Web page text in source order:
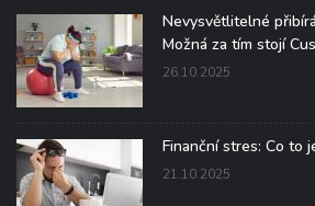
Nevysvětlitelné
Možná za tím stojí
26.10.2025
Finanční stres: Co to
21.10.2025